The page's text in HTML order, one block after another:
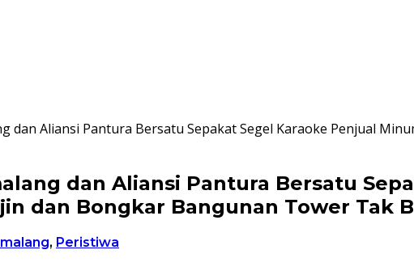
dan Aliansi Pantura Bersatu Sepakat Segel Karaoke Penjual
dan Aliansi Pantura Bersatu
dan Bongkar Bangunan Tower Tak
, Peristiwa